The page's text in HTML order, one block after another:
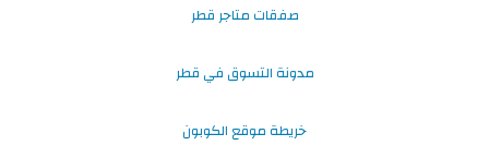
صفقات متاجر قطر
مدونة التسوق في قطر
خريطة موقع الكوبون